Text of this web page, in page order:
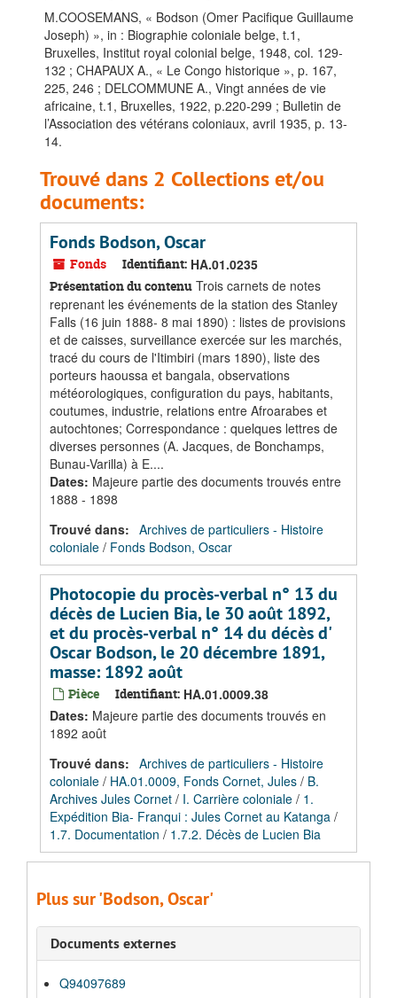
M.COOSEMANS, « Bodson (Omer Pacifique Guillaume
Joseph) », in : Biographie coloniale belge, t.1,
Bruxelles, Institut royal colonial belge, 1948, col. 129-
132 ; CHAPAUX A., « Le Congo historique », p. 167,
225, 246 ; DELCOMMUNE A., Vingt années de vie
africaine, t.1, Bruxelles, 1922, p.220-299 ; Bulletin de
l’Association des vétérans coloniaux, avril 1935, p. 13-
14.
Trouvé dans 2 Collections et/ou
documents:
Fonds Bodson, Oscar
Fonds Identifiant: HA.01.0235
Présentation du contenu Trois carnets de notes
reprenant les événements de la station des Stanley
Falls (16 juin 1888- 8 mai 1890) : listes de provisions
et de caisses, surveillance exercée sur les marchés,
tracé du cours de l'Itimbiri (mars 1890), liste des
porteurs haoussa et bangala, observations
météorologiques, configuration du pays, habitants,
coutumes, industrie, relations entre Afroarabes et
autochtones; Correspondance : quelques lettres de
diverses personnes (A. Jacques, de Bonchamps,
Bunau-Varilla) à E....
Dates: Majeure partie des documents trouvés entre
1888 - 1898
Trouvé dans: Archives de particuliers - Histoire
coloniale / Fonds Bodson, Oscar
Photocopie du procès-verbal n° 13 du
décès de Lucien Bia, le 30 août 1892,
et du procès-verbal n° 14 du décès d'
Oscar Bodson, le 20 décembre 1891,
masse: 1892 août
Pièce Identifiant: HA.01.0009.38
Dates: Majeure partie des documents trouvés en
1892 août
Trouvé dans: Archives de particuliers - Histoire
coloniale / HA.01.0009, Fonds Cornet, Jules / B.
Archives Jules Cornet / I. Carrière coloniale / 1.
Expédition Bia- Franqui : Jules Cornet au Katanga /
1.7. Documentation / 1.7.2. Décès de Lucien Bia
Plus sur 'Bodson, Oscar'
Documents externes
Q94097689